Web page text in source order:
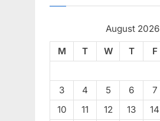
August 2026
M
T W T F
3
4 5 6 7
10
11 12 13 14